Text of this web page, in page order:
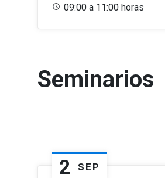
09:00 a 11:00 horas
Seminarios
2 SEP